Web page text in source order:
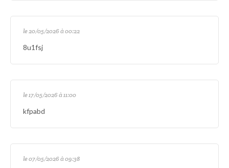
le 20/05/2026 à 00:22
8u1fsj
le 17/05/2026 à 11:00
kfpabd
le 07/05/2026 à 09:38